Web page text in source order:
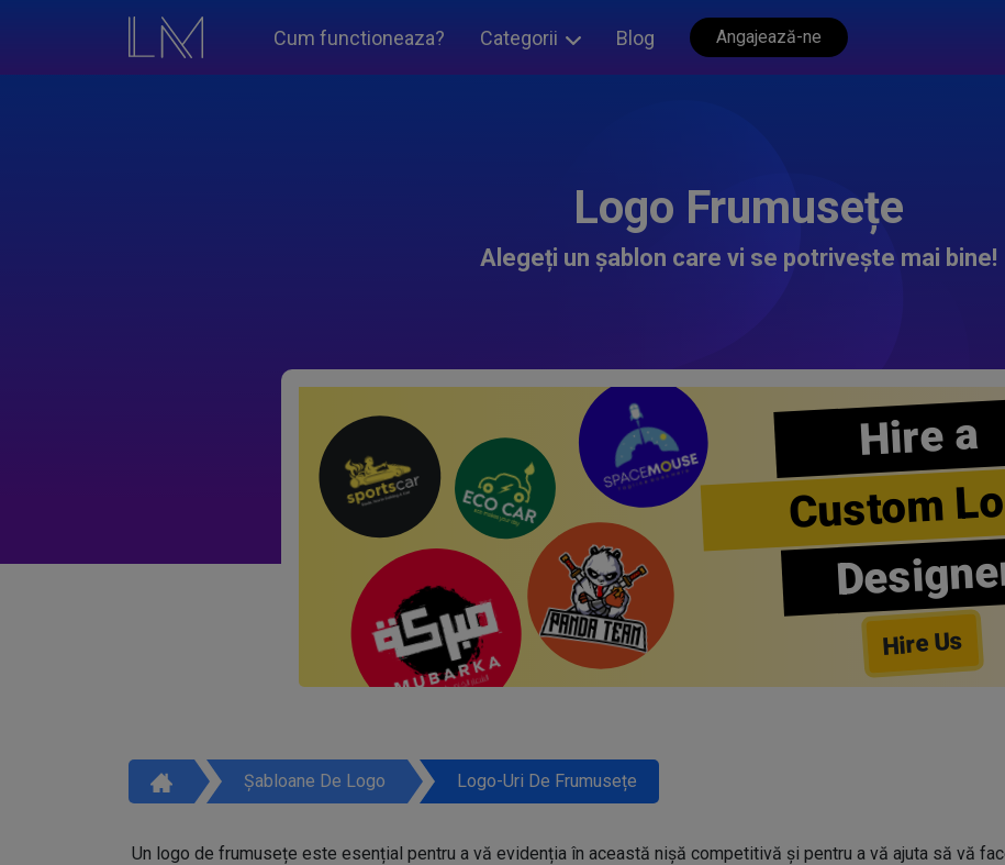
Cum functioneaza? Categorii Blog Angajează-ne
Logo Frumusețe
Alegeți un șablon care vi se potrivește mai bine!
Hire a
Custom
Hire Us
Șabloane De Logo Logo-Uri De Frumusețe
Un logo de frumusețe este esențial pentru a vă evidenția în această nișă competitivă și pentru a vă ajuta să vă